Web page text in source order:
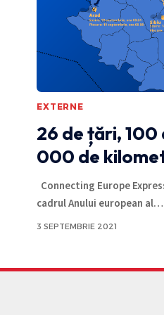
EXTERNE
26 de țări,
000 de
Connecting Europe
cadrul Anului european al…
3 SEPTEMBRIE 2021